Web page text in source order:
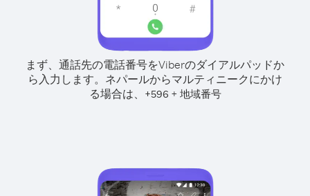
まず、通話先の電話番号をViberのダイアルパッドか
ら入力します。 ネパールからマルティニークにかけ
る場合は、
+596 + 地域番号